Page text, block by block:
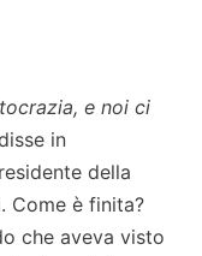
e noi ci
in
della
Come è finita?
che aveva visto